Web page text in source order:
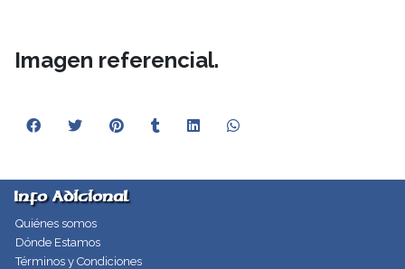
Imagen referencial.
Info Adicional
Quiénes somos
Dónde Estamos
Términos y Condiciones